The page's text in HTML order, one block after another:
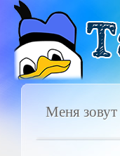
Меня